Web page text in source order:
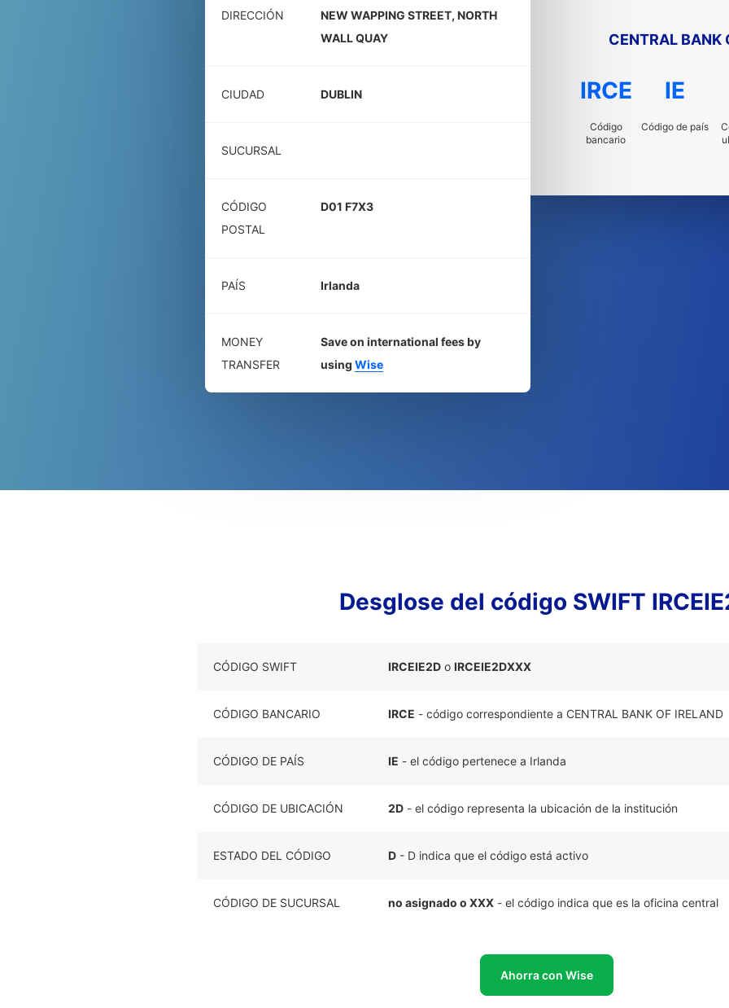
DIRECCIÓN
NEW WAPPING STREET, NORTH
WALL QUAY
CIUDAD DUBLIN
SUCURSAL
CÓDIGO
POSTAL
D01 F7X3
PAÍS Irlanda
MONEY
TRANSFER
Save on international fees by
using Wise
CENTRAL BANK
IRCE
Código
bancario
IE
Código de país
Desglose del código SWIFT
CÓDIGO SWIFT IRCEIE2D o IRCEIE2DXXX
CÓDIGO BANCARIO IRCE - código correspondiente a CENTRAL BANK OF IRELAND
CÓDIGO DE PAÍS IE - el código pertenece a Irlanda
CÓDIGO DE UBICACIÓN 2D - el código representa la ubicación de la institución
ESTADO DEL CÓDIGO D - D indica que el código está activo
CÓDIGO DE SUCURSAL no asignado o XXX - el código indica que es la oficina central
Ahorra con Wise